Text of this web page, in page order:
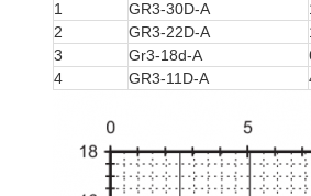
1
GR3-30D-A
2
GR3-22D-A
3
Gr3-18d-A
4
GR3-11D-A